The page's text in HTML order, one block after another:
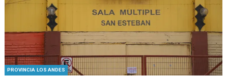
PROVINCIA LOS ANDES